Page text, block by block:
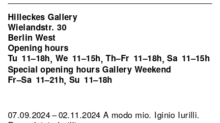
Hilleckes Gallery
Wielandstr. 30
Berlin West
Opening hours
Tu 11–18h, We 11–15h,Th–Fr 11–18h,Sa 11–15h
Special opening hours Gallery Weekend
Fr–Sa 11–21h, Su 11–18h
07.09.2024 – 02.11.2024 A modo mio. Iginio Iurilli.